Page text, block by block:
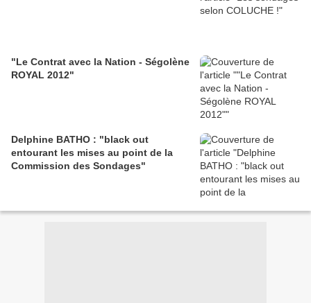
"Le Contrat avec la Nation - Ségolène
ROYAL 2012"
Delphine BATHO : "black out
entourant les mises au point de la
Commission des Sondages"